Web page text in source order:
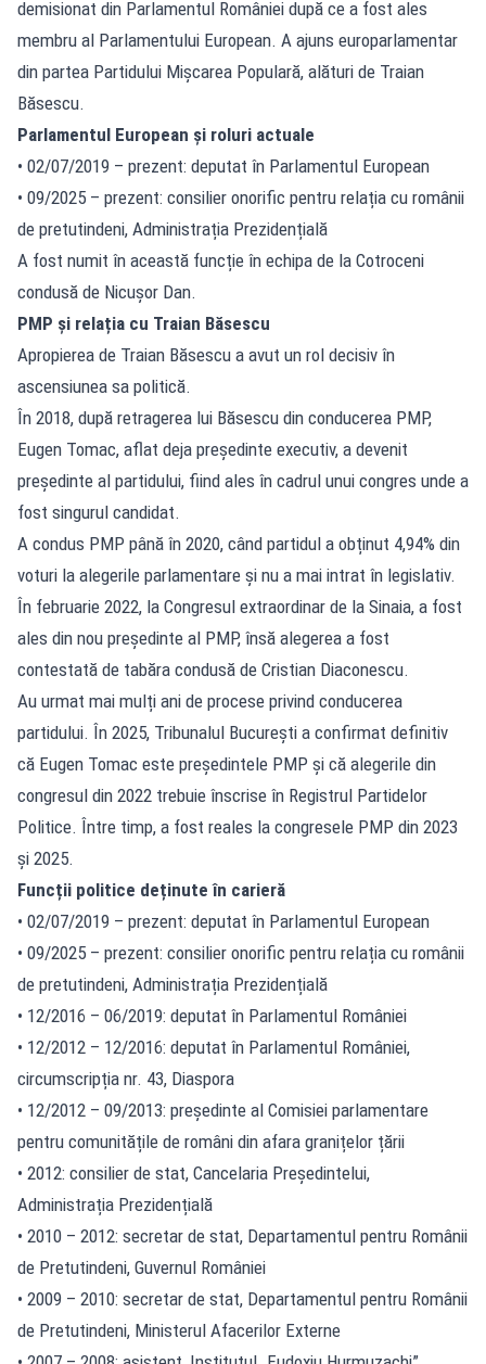
demisionat din Parlamentul României după ce a fost ales
membru al Parlamentului European. A ajuns europarlamentar
din partea Partidului Mișcarea Populară, alături de Traian
Băsescu.
Parlamentul European și roluri actuale
• 02/07/2019 – prezent: deputat în Parlamentul European
• 09/2025 – prezent: consilier onorific pentru relația cu românii
de pretutindeni, Administrația Prezidențială
A fost numit în această funcție în echipa de la Cotroceni
condusă de Nicușor Dan.
PMP și relația cu Traian Băsescu
Apropierea de Traian Băsescu a avut un rol decisiv în
ascensiunea sa politică.
În 2018, după retragerea lui Băsescu din conducerea PMP,
Eugen Tomac, aflat deja președinte executiv, a devenit
președinte al partidului, fiind ales în cadrul unui congres unde a
fost singurul candidat.
A condus PMP până în 2020, când partidul a obținut 4,94% din
voturi la alegerile parlamentare și nu a mai intrat în legislativ.
În februarie 2022, la Congresul extraordinar de la Sinaia, a fost
ales din nou președinte al PMP, însă alegerea a fost
contestată de tabăra condusă de Cristian Diaconescu.
Au urmat mai mulți ani de procese privind conducerea
partidului. În 2025, Tribunalul București a confirmat definitiv
că Eugen Tomac este președintele PMP și că alegerile din
congresul din 2022 trebuie înscrise în Registrul Partidelor
Politice. Între timp, a fost reales la congresele PMP din 2023
și 2025.
Funcții politice deținute în carieră
• 02/07/2019 – prezent: deputat în Parlamentul European
• 09/2025 – prezent: consilier onorific pentru relația cu românii
de pretutindeni, Administrația Prezidențială
• 12/2016 – 06/2019: deputat în Parlamentul României
• 12/2012 – 12/2016: deputat în Parlamentul României,
circumscripția nr. 43, Diaspora
• 12/2012 – 09/2013: președinte al Comisiei parlamentare
pentru comunitățile de români din afara granițelor țării
• 2012: consilier de stat, Cancelaria Președintelui,
Administrația Prezidențială
• 2010 – 2012: secretar de stat, Departamentul pentru Românii
de Pretutindeni, Guvernul României
• 2009 – 2010: secretar de stat, Departamentul pentru Românii
de Pretutindeni, Ministerul Afacerilor Externe